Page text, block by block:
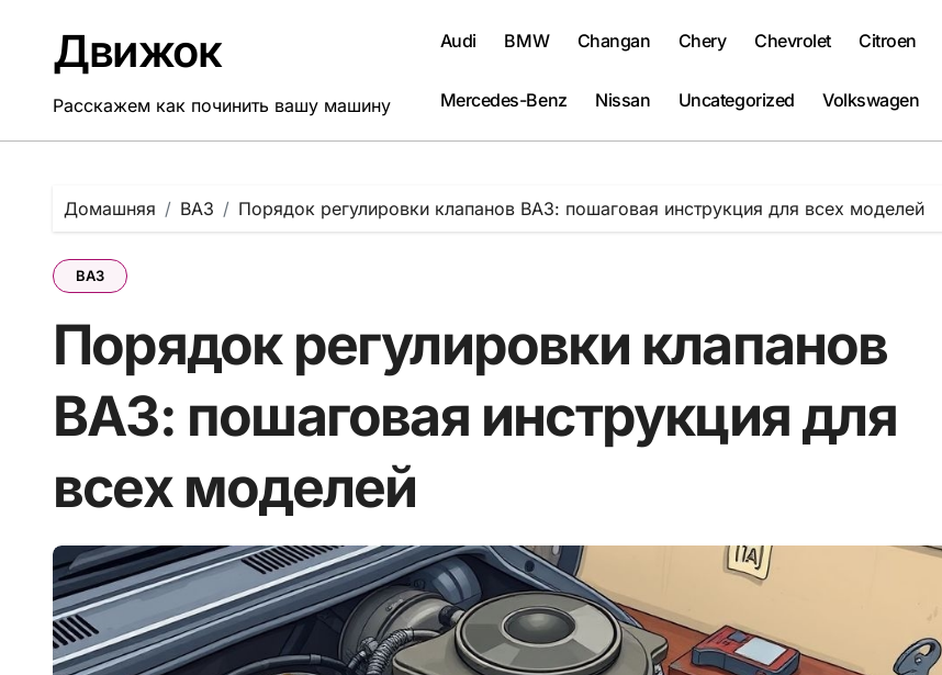
содержаниюДвижок
Расскажем как починить вашу машину
Audi BMW Changan Chery Chevrolet Citroen
Mercedes-Benz Nissan Uncategorized Volkswagen
Домашняя ВАЗ Порядок регулировки клапанов ВАЗ: пошаговая инструкция для всех моделей
ВАЗ
Порядок регулировки клапанов
ВАЗ: пошаговая инструкция для
всех моделей